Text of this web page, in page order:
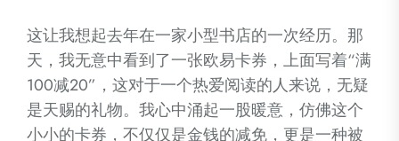
这让我想起去年在一家小型书店的一次经历。那
天，我无意中看到了一张欧易卡券，上面写着“满
100减20”，这对于一个热爱阅读的人来说，无疑
是天赐的礼物。我心中涌起一股暖意，仿佛这个
小小的卡券，不仅仅是金钱的减免，更是一种被